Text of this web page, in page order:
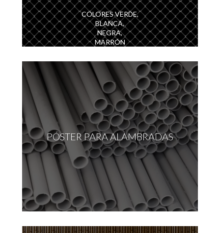
COLORES VERDE,
BLANCA,
NEGRA,
MARRÓN
PÓSTER PARA ALAMBRADAS